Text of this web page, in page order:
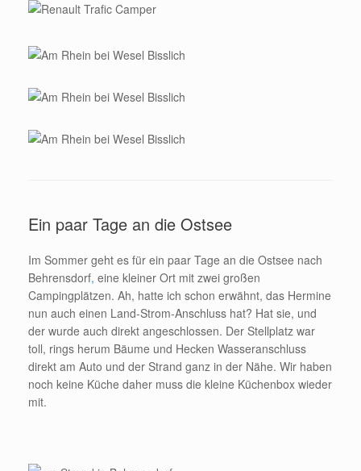
Ein paar Tage an die Ostsee
Im Sommer geht es für ein paar Tage an die Ostsee nach
Behrensdorf, eine kleiner Ort mit zwei großen
Campingplätzen. Ah, hatte ich schon erwähnt, das Hermine
nun auch einen Land-Strom-Anschluss hat? Hat sie, und
der wurde auch direkt angeschlossen. Der Stellplatz war
toll, rings herum Bäume und Hecken Wasseranschluss
direkt am Auto und der Strand ganz in der Nähe. Wir haben
noch keine Küche daher muss die kleine Küchenbox wieder
mit.